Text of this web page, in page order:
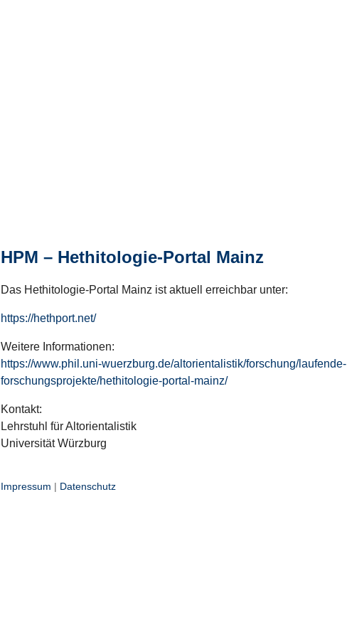
HPM – Hethitologie-Portal Mainz
Das Hethitologie-Portal Mainz ist aktuell erreichbar unter:
https://hethport.net/
Weitere Informationen:
https://www.phil.uni-wuerzburg.de/altorientalistik/forschung/laufende-
forschungsprojekte/hethitologie-portal-mainz/
Kontakt:
Lehrstuhl für Altorientalistik
Universität Würzburg
Impressum | Datenschutz